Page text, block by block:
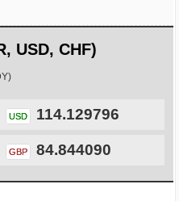
USD, CHF)
USD 114.129796
GBP 84.844090